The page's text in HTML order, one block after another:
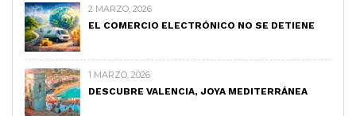
2 MARZO, 2026
EL COMERCIO ELECTRÓNICO NO SE DETIENE
1 MARZO, 2026
DESCUBRE VALENCIA, JOYA MEDITERRÁNEA